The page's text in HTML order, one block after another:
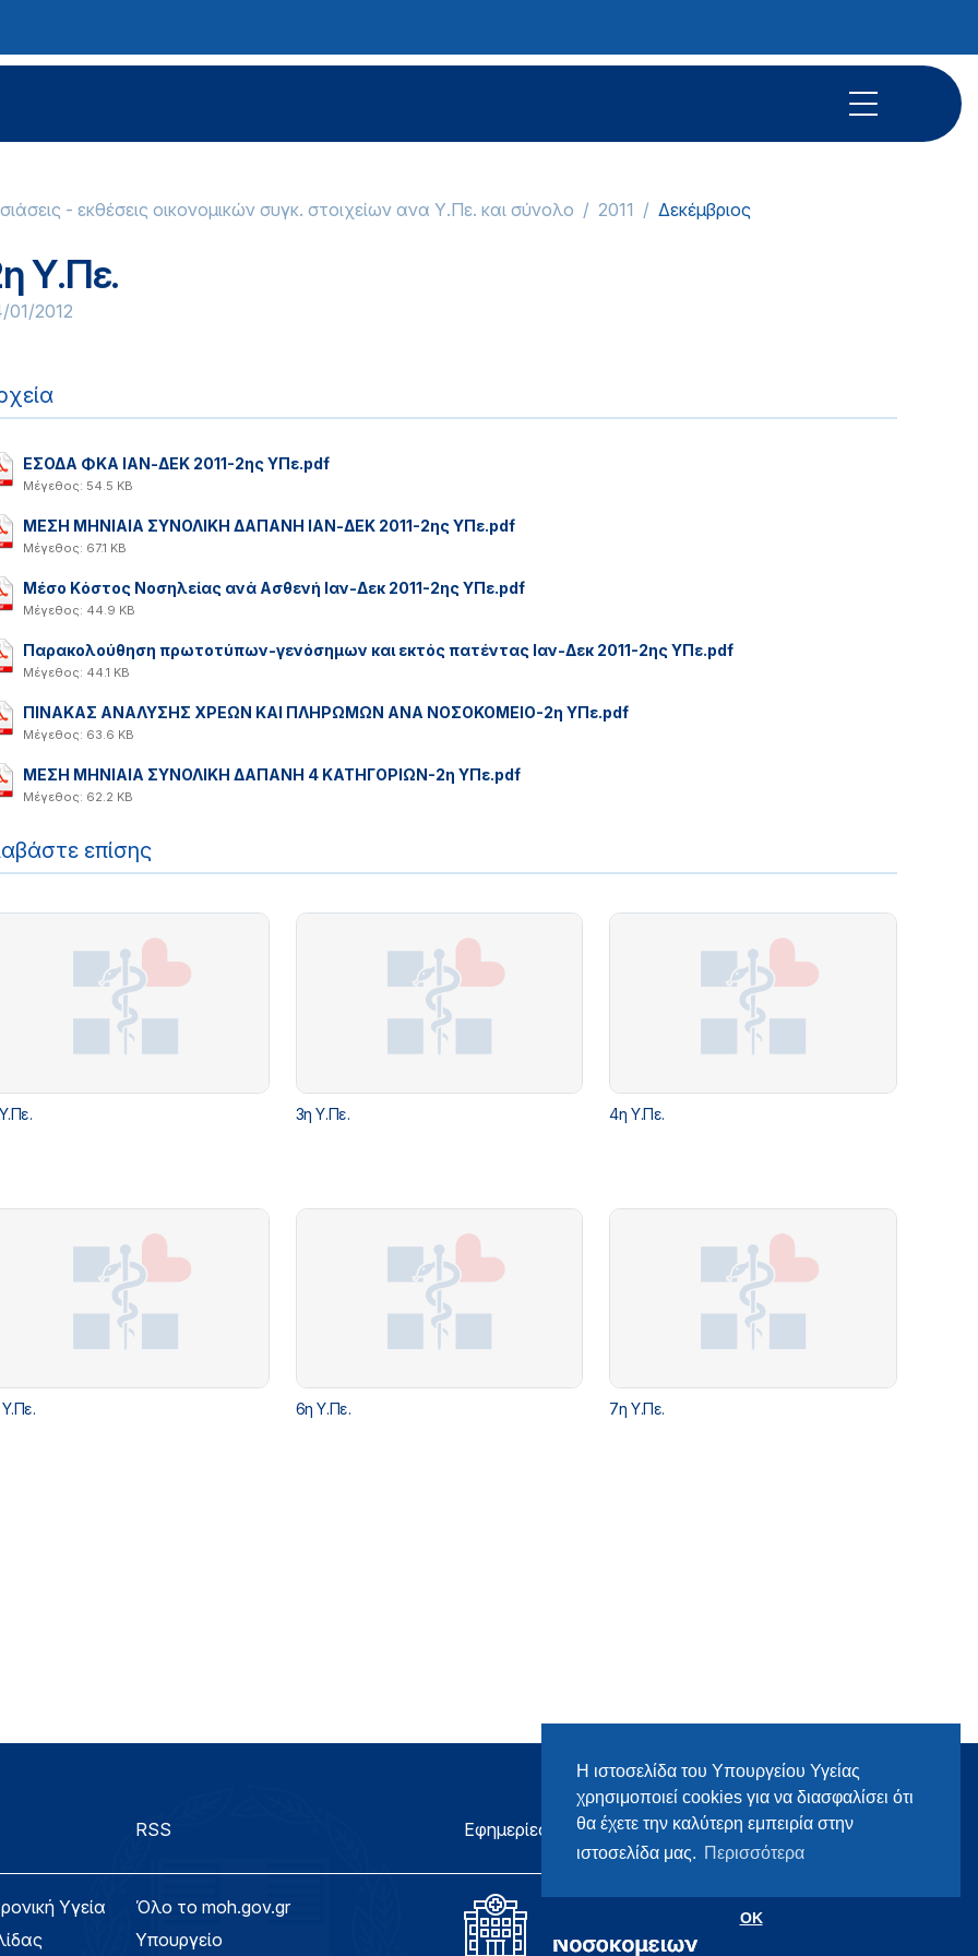
Η ιστοσελίδα του Υπουργείου Υγείας
χρησιμοποιεί cookies για να διασφαλίσει ότι
θα έχετε την καλύτερη εμπειρία στην
ιστοσελίδα μας. Περισσότερα
OK
- εκθέσεις οικονομικών συγκ. στοιχείων ανα Υ.Πε. και σύνολο 2011 Δεκέμβριος
Υ.Πε.
01/2012
ΕΣΟΔΑ ΦΚΑ ΙΑΝ-ΔΕΚ 2011-2ης ΥΠε.pdf
Μέγεθος: 54.5 KB
ΜΕΣΗ ΜΗΝΙΑΙΑ ΣΥΝΟΛΙΚΗ ΔΑΠΑΝΗ ΙΑΝ-ΔΕΚ 2011-2ης ΥΠε.pdf
Μέγεθος: 67.1 KB
Μέσο Kόστος Νοσηλείας ανά Ασθενή Ιαν-Δεκ 2011-2ης ΥΠε.pdf
Μέγεθος: 44.9 KB
Παρακολούθηση πρωτοτύπων-γενόσημων και εκτός πατέντας Ιαν-Δεκ 2011-2ης ΥΠε.pdf
Μέγεθος: 44.1 KB
ΠΙΝΑΚΑΣ ΑΝΑΛΥΣΗΣ ΧΡΕΩΝ ΚΑΙ ΠΛΗΡΩΜΩΝ ΑΝΑ ΝΟΣΟΚΟΜΕΙΟ-2η ΥΠε.pdf
Μέγεθος: 63.6 KB
ΜΕΣΗ ΜΗΝΙΑΙΑ ΣΥΝΟΛΙΚΗ ΔΑΠΑΝΗ 4 ΚΑΤΗΓΟΡΙΩΝ-2η ΥΠε.pdf
Μέγεθος: 62.2 KB
επίσης
3η Υ.Πε. 4η Υ.Πε.
6η Υ.Πε. 7η Υ.Πε.
Υγεία
RSS
Όλο το moh.gov.gr
Υπουργείο
Εφημερίες